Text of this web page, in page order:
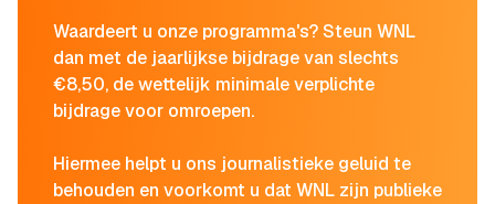
Waardeert u onze programma's? Steun WNL
dan met de jaarlijkse bijdrage van slechts
€8,50, de wettelijk minimale verplichte
bijdrage voor omroepen.
Hiermee helpt u ons journalistieke geluid te
behouden en voorkomt u dat WNL zijn publieke